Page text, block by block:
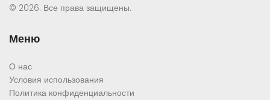
© 2026. Все права защищены.
Меню
О нас
Условия использования
Политика конфиденциальности